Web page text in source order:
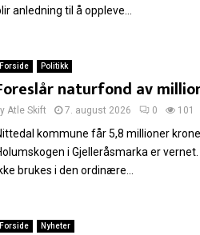
anledning til å oppleve...
Forside Politikk
naturfond av
Atle Skift 7. august 2026 0 101
kommune får 5,8 millioner
i Gjelleråsmarka er
brukes i den ordinære...
Forside Nyheter